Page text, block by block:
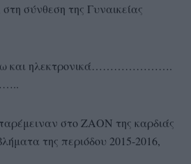
στη σύνθεση της Γυναικείας
και ηλεκτρονικά………………….
στο ΖΑΟΝ της καρδιάς
της περιόδου 2015-2016,